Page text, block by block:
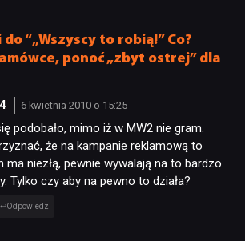
“„Wszyscy to robią!” Co?
ponoć „zbyt ostrej” dla
6 kwietnia 2010 o 15:25
podobało, mimo iż w MW2 nie gram.
że na kampanie reklamową to
ma niezłą, pewnie wywalają na to bardzo
Tylko czy aby na pewno to działa?
Odpowiedz